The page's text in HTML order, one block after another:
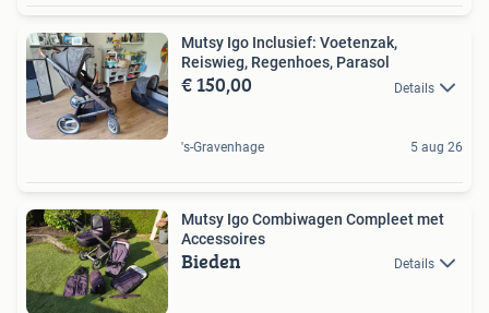
Mutsy Igo Inclusief: Voetenzak,
Reiswieg, Regenhoes, Parasol
€ 150,00 Details
's-Gravenhage 5 aug 26
Mutsy Igo Combiwagen Compleet met
Accessoires
Bieden Details